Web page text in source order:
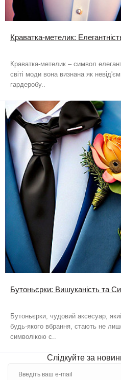
Краватка-метелик:
Краватка-метелик – символ
світі моди вона визнана як
гардеробу..
Бутоньєрки: Вишуканість та
Бутоньєрки, чудовий аксесуар,
будь-якого вбрання, стають не
символікою с..
Слідкуйте за